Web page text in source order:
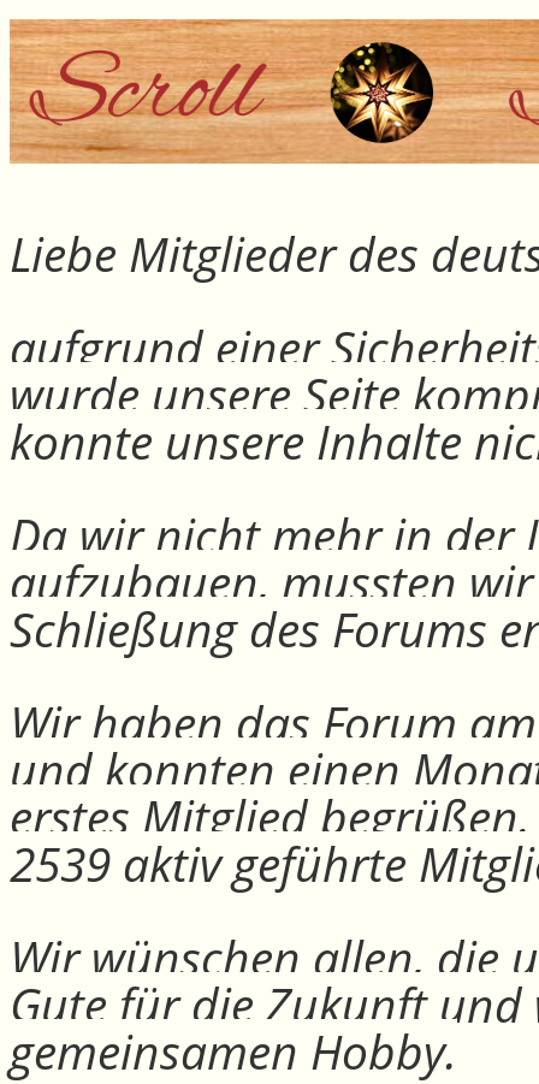
Liebe Mitglieder des
aufgrund einer
wurde unsere Seite
konnte unsere Inhalte
Da wir nicht mehr in der
aufzubauen, mussten
Schließung des Forums
Wir haben das Forum
und konnten einen
erstes Mitglied
2539 aktiv geführte
Wir wünschen allen, die
Gute für die Zukunft
gemeinsamen Hobby.